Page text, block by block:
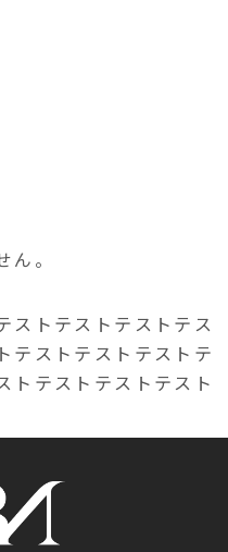
ん。
ストテストテストテス
テストテストテストテ
トテストテストテスト